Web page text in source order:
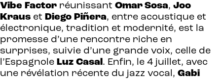
Vibe Factor réunissant Omar Sosa, Joo
Kraus et Diego Piñera, entre acoustique et
électronique, tradition et modernité, est la
promesse d’une rencontre riche en
surprises, suivie d’une grande voix, celle de
l’Espagnole Luz Casal . Enfin, le 4 juillet, avec
une révélation récente du jazz vocal, Gabi